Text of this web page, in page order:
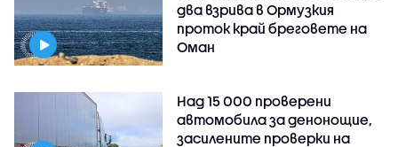
два взрива в Ормузкия
проток край бреговете на
Оман
Над 15 000 проверени
автомобила за денонощие,
засилените проверки на